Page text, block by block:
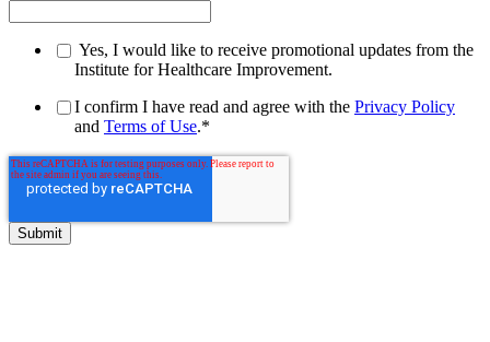
Yes, I would like to receive promotional updates from the
Institute for Healthcare Improvement.
I confirm I have read and agree with the Privacy Policy
and Terms of Use.*